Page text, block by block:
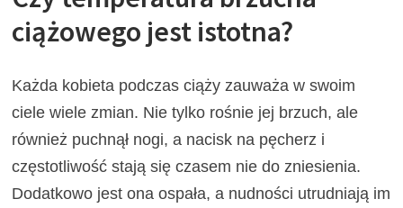
ciążowego jest istotna?
Każda kobieta podczas ciąży zauważa w swoim
ciele wiele zmian. Nie tylko rośnie jej brzuch, ale
również puchnął nogi, a nacisk na pęcherz i
częstotliwość stają się czasem nie do zniesienia.
Dodatkowo jest ona ospała, a nudności utrudniają im